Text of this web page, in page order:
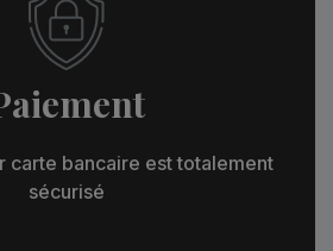
carte bancaire est totalement
sécurisé